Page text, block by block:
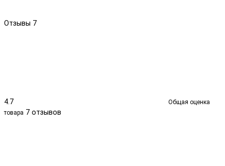
Отзывы 7
4.7
Общая оценка
товара 7 отзывов